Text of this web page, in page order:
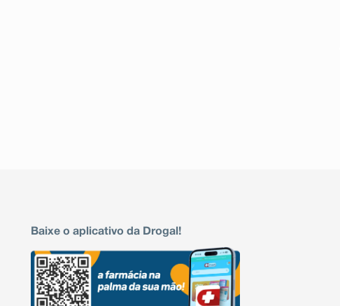
Baixe o aplicativo da Drogal!